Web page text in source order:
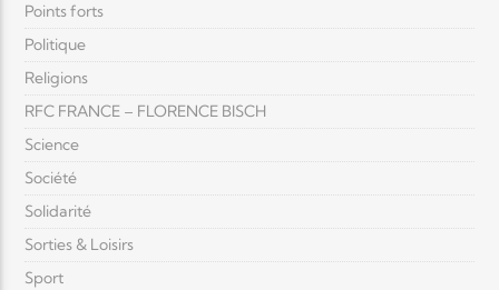
Points forts
Politique
Religions
RFC FRANCE – FLORENCE BISCH
Science
Société
Solidarité
Sorties & Loisirs
Sport